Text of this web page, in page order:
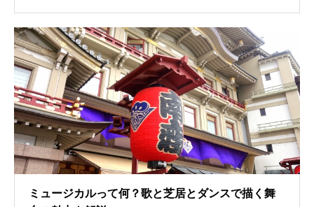
ミュージカルって何？歌と芝居とダンスで描く舞